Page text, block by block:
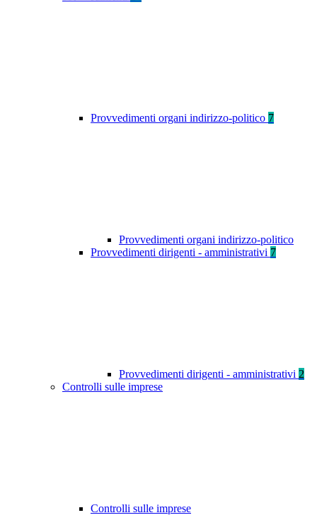
Provvedimenti organi indirizzo-politico 7
Provvedimenti organi indirizzo-politico
Provvedimenti dirigenti - amministrativi 7
Provvedimenti dirigenti - amministrativi 2
Controlli sulle imprese
Controlli sulle imprese